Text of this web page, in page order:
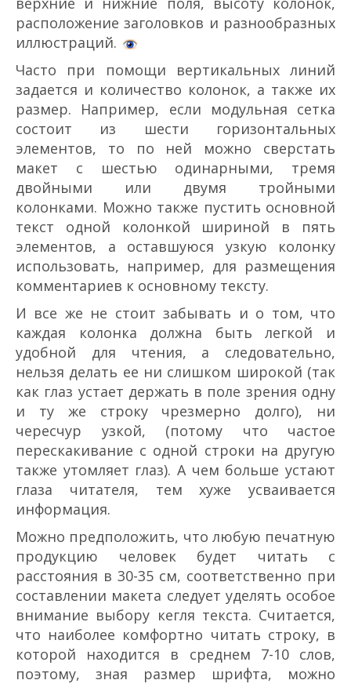
расположение заголовков и разнообразных
иллюстраций.
Часто при помощи вертикальных линий
задается и количество колонок, а также их
размер. Например, если модульная сетка
состоит из шести горизонтальных
элементов, то по ней можно сверстать
макет с шестью одинарными, тремя
двойными или двумя тройными
колонками. Можно также пустить основной
текст одной колонкой шириной в пять
элементов, а оставшуюся узкую колонку
использовать, например, для размещения
комментариев к основному тексту.
И все же не стоит забывать и о том, что
каждая колонка должна быть легкой и
удобной для чтения, а следовательно,
нельзя делать ее ни слишком широкой (так
как глаз устает держать в поле зрения одну
и ту же строку чрезмерно долго), ни
чересчур узкой, (потому что частое
перескакивание с одной строки на другую
также утомляет глаз). А чем больше устают
глаза читателя, тем хуже усваивается
информация.
Можно предположить, что любую печатную
продукцию человек будет читать с
расстояния в 30-35 см, соответственно при
составлении макета следует уделять особое
внимание выбору кегля текста. Считается,
что наиболее комфортно читать строку, в
которой находится в среднем 7-10 слов,
поэтому, зная размер шрифта, можно